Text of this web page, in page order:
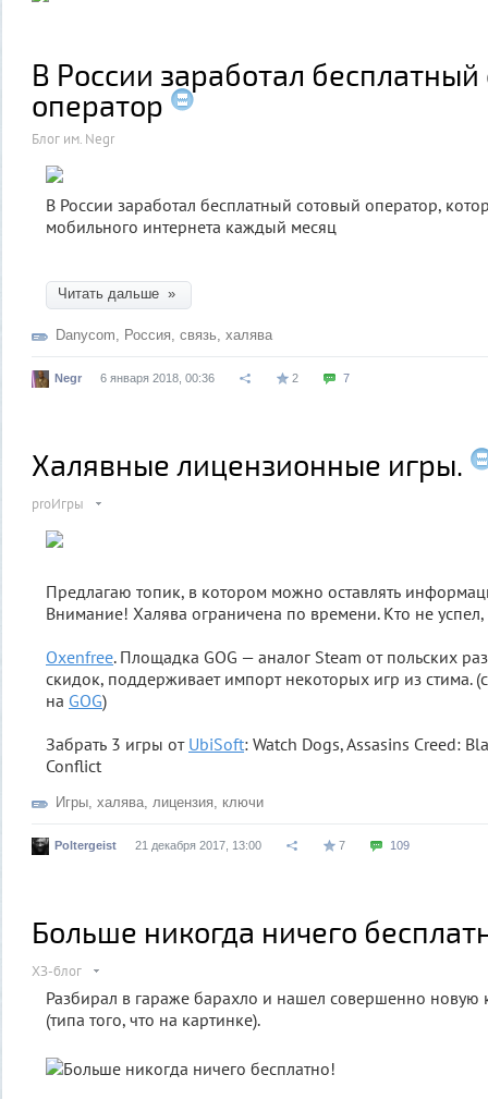
В России заработал
оператор
Блог им. Negr
В России заработал бесплатный сотовый оператор,
мобильного интернета каждый месяц
Читать дальше »
Danycom, Россия, связь, халява
Negr 6 января 2018, 00:36 2 7
Халявные лицензионные игры.
proИгры
Предлагаю топик, в котором можно оставлять
Внимание! Халява ограничена по времени. Кто не успел,
Oxenfree. Площадка GOG — аналог Steam от польских
скидок, поддерживает импорт некоторых игр из стима.
на GOG)
Забрать 3 игры от UbiSoft: Watch Dogs, Assasins Creed:
Conflict
Игры, халява, лицензия, ключи
Poltergeist 21 декабря 2017, 13:00 7 109
Больше никогда ничего
ХЗ-блог
Разбирал в гараже барахло и нашел совершенно новую
(типа того, что на картинке).